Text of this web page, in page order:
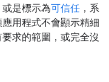
或是標示為可信任 ，系
用程式不會顯示精細
求的範圍，或完全沒